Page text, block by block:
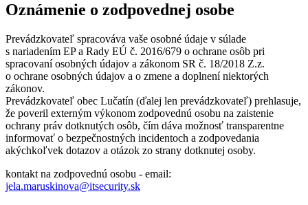
Oznámenie o zodpovednej osobe
Prevádzkovateľ spracováva vaše osobné údaje v súlade
s nariadením EP a Rady EÚ č. 2016/679 o ochrane osôb pri
spracovaní osobných údajov a zákonom SR č. 18/2018 Z.z.
o ochrane osobných údajov a o zmene a doplnení niektorých
zákonov.
Prevádzkovateľ obec Lučatín (ďalej len prevádzkovateľ) prehlasuje,
že poveril externým výkonom zodpovednú osobu na zaistenie
ochrany práv dotknutých osôb, čím dáva možnosť transparentne
informovať o bezpečnostných incidentoch a zodpovedania
akýchkoľvek dotazov a otázok zo strany dotknutej osoby.
kontakt na zodpovednú osobu - email:
jela.maruskinova@itsecurity.sk